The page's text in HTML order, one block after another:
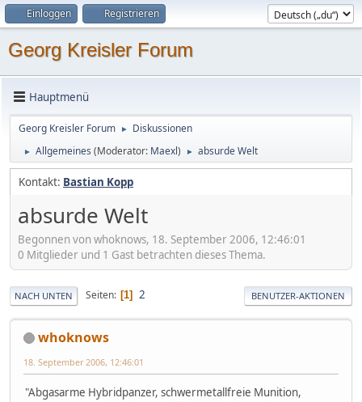
Einloggen Registrieren
Georg Kreisler Forum
Hauptmenü
Georg Kreisler Forum ► Diskussionen
► Allgemeines (Moderator: Maexl) ► absurde Welt
Kontakt: Bastian Kopp
absurde Welt
Begonnen von whoknows, 18. September 2006, 12:46:01
0 Mitglieder und 1 Gast betrachten dieses Thema.
NACH UNTEN Seiten 1 2 BENUTZER-AKTIONEN
whoknows
18. September 2006, 12:46:01
"Abgasarme Hybridpanzer, schwermetallfreie Munition,